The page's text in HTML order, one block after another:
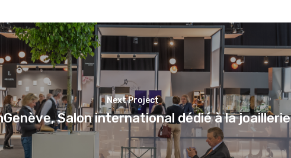
Next Project
Salon international dédié à la joaillerie